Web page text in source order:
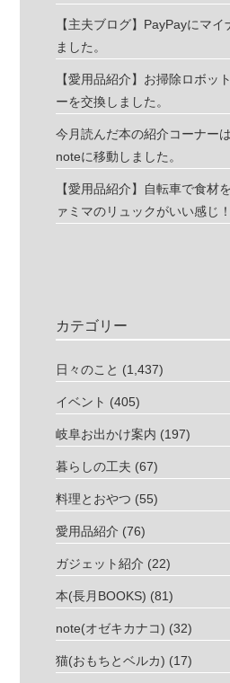
【主夫ブログ】PayPayにマ
ました。
【愛用品紹介】お掃除ロボッ
ーを交換しました。
今月読んだ本の紹介コーナー
noteに移動しました。
【愛用品紹介】自転車で食材
ァミマのリュックがいい感じ！
カテゴリー
日々のこと (1,437)
イベント (405)
岐阜お出かけ案内 (197)
暮らしの工夫 (67)
料理とおやつ (55)
愛用品紹介 (76)
ガジェット紹介 (22)
本(長月BOOKS) (81)
note(オゼキカナコ) (32)
猫(おもちとベルカ) (17)